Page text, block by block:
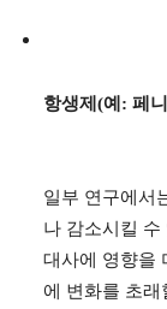
항생제(예: 페
일부 연구에서
나 감소시킬
대사에 영향을
에 변화를 초래